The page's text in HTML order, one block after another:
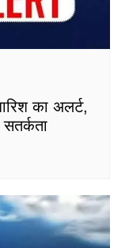
का अलर्ट,
सतर्कता